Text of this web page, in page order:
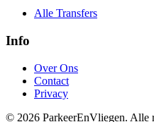
Alle Transfers
Info
Over Ons
Contact
Privacy
© 2026 ParkeerEnVliegen. Alle